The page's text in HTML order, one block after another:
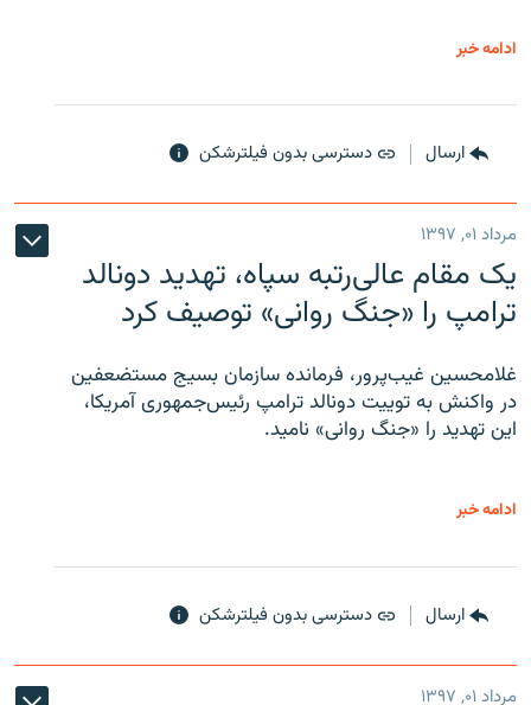
ادامه خبر
ارسال دسترسی بدون فیلترشکن
مرداد ۰۱, ۱۳۹۷
یک مقام عالی‌رتبه سپاه، تهدید دونالد
ترامپ را «جنگ روانی» توصیف کرد
غلامحسین غیب‌پرور، فرمانده سازمان بسیج مستضعفین
در واکنش به توییت دونالد ترامپ رئیس‌جمهوری آمریکا،
این تهدید را «جنگ روانی» نامید.
ادامه خبر
ارسال دسترسی بدون فیلترشکن
مرداد ۰۱, ۱۳۹۷